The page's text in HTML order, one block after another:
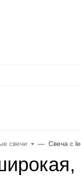
свечи Свеча с